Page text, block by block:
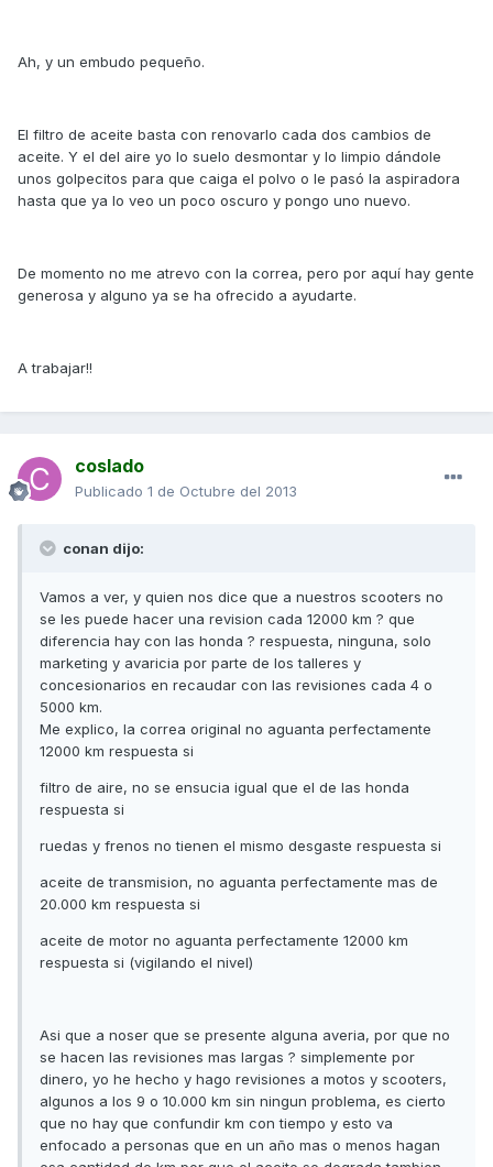
Ah, y un embudo pequeño.
El filtro de aceite basta con renovarlo cada dos cambios de
aceite. Y el del aire yo lo suelo desmontar y lo limpio dándole
unos golpecitos para que caiga el polvo o le pasó la aspiradora
hasta que ya lo veo un poco oscuro y pongo uno nuevo.
De momento no me atrevo con la correa, pero por aquí hay gente
generosa y alguno ya se ha ofrecido a ayudarte.
A trabajar!!
coslado
Publicado 1 de Octubre del 2013
conan dijo:
Vamos a ver, y quien nos dice que a nuestros scooters no
se les puede hacer una revision cada 12000 km ? que
diferencia hay con las honda ? respuesta, ninguna, solo
marketing y avaricia por parte de los talleres y
concesionarios en recaudar con las revisiones cada 4 o
5000 km.
Me explico, la correa original no aguanta perfectamente
12000 km respuesta si
filtro de aire, no se ensucia igual que el de las honda
respuesta si
ruedas y frenos no tienen el mismo desgaste respuesta si
aceite de transmision, no aguanta perfectamente mas de
20.000 km respuesta si
aceite de motor no aguanta perfectamente 12000 km
respuesta si (vigilando el nivel)
Asi que a noser que se presente alguna averia, por que no
se hacen las revisiones mas largas ? simplemente por
dinero, yo he hecho y hago revisiones a motos y scooters,
algunos a los 9 o 10.000 km sin ningun problema, es cierto
que no hay que confundir km con tiempo y esto va
enfocado a personas que en un año mas o menos hagan